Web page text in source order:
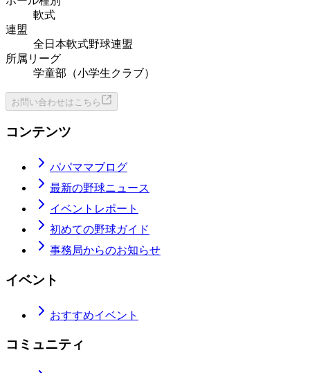
軟式
連盟
全日本軟式野球連盟
所属リーグ
学童部（小学生クラブ）
お問い合わせはこちら
コンテンツ
パパママブログ
最新の野球ニュース
イベントレポート
初めての野球ガイド
事務局からのお知らせ
イベント
おすすめイベント
コミュニティ